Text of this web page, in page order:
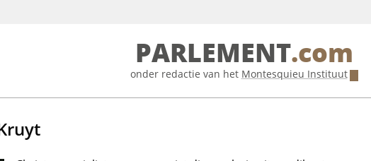
PARLEMENT.com
onder redactie van het Montesquieu Instituut